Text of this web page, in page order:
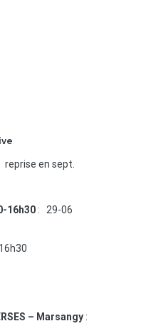
: reprise en sept.
16h30 : 29-06
– Marsangy :